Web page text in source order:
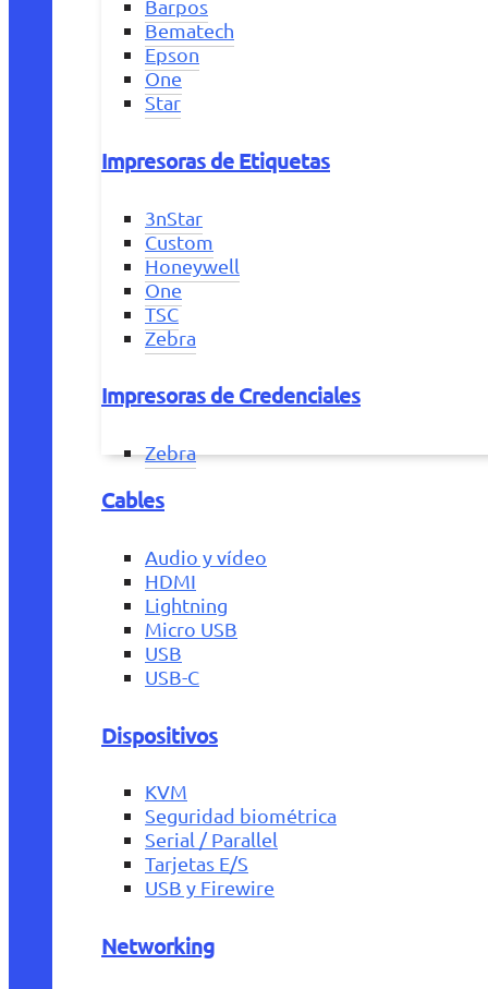
Barpos
Bematech
Epson
One
Star
Impresoras de Etiquetas
3nStar
Custom
Honeywell
One
TSC
Zebra
Impresoras de Credenciales
Zebra
Cables
Audio y vídeo
HDMI
Lightning
Micro USB
USB
USB-C
Dispositivos
KVM
Seguridad biométrica
Serial / Parallel
Tarjetas E/S
USB y Firewire
Networking